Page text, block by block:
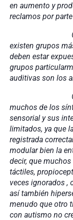
en aumento y
reclamos por
Que,
existen grupos
deben estar
grupos
auditivas son los
Que, los
muchos de los
sensorial y sus
limitados, ya que
registrada
modular bien la
decir, que
táctiles,
veces ignorados ,
así también
menudo que otro
con autismo no